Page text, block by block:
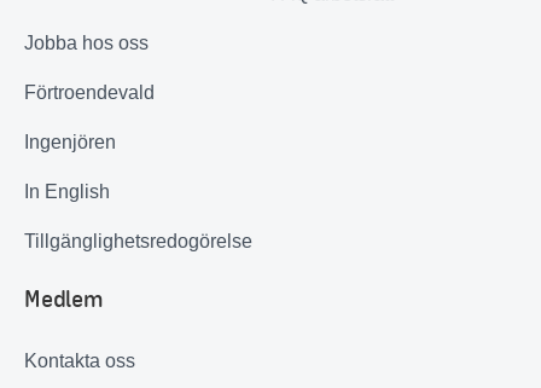
Jobba hos oss
Förtroendevald
Ingenjören
In English
Tillgänglighetsredogörelse
Medlem
Kontakta oss